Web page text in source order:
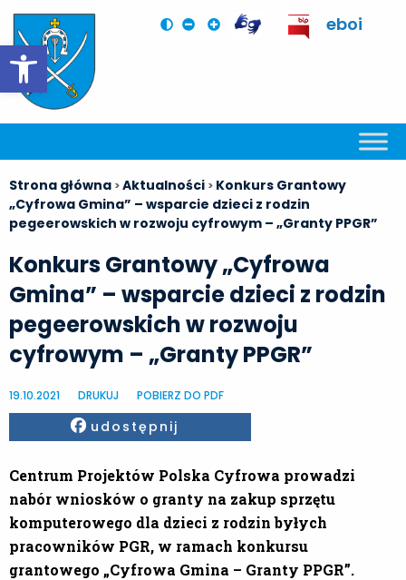
Otwórz pasek narzędzi
eboi
Strona główna >Aktualności > Konkurs Grantowy
„Cyfrowa Gmina” – wsparcie dzieci z rodzin
pegeerowskich w rozwoju cyfrowym – „Granty PPGR”
Konkurs Grantowy „Cyfrowa
Gmina” – wsparcie dzieci z rodzin
pegeerowskich w rozwoju
cyfrowym – „Granty PPGR”
19.10.2021 DRUKUJ POBIERZ DO PDF
Facebook
udostępnij
Centrum Projektów Polska Cyfrowa prowadzi
nabór wniosków o granty na zakup sprzętu
komputerowego dla dzieci z rodzin byłych
pracowników PGR, w ramach konkursu
grantowego „Cyfrowa Gmina – Granty PPGR”.